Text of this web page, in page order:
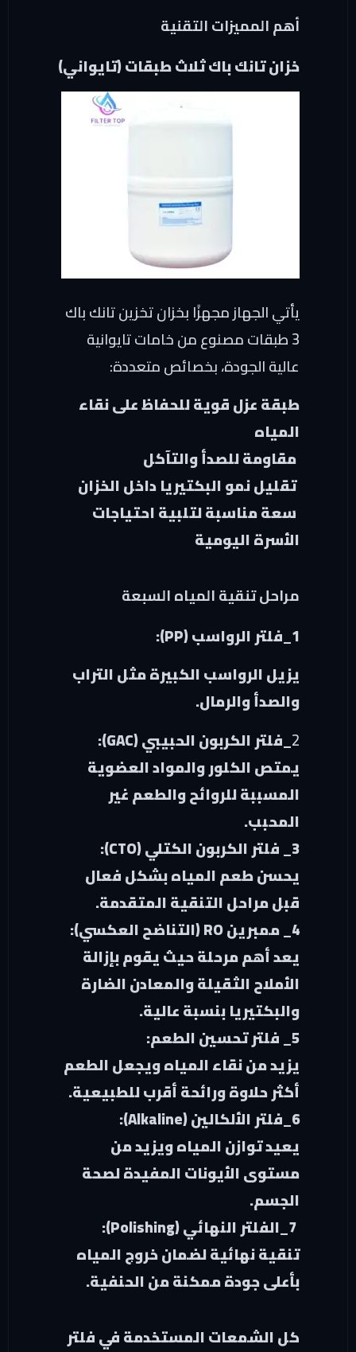
أهم المميزات التقنية
خزان تانك باك ثلاث طبقات (تايواني)
يأتي الجهاز مجهزًا بخزان تخزين تانك باك
3 طبقات مصنوع من خامات تايوانية
عالية الجودة، بخصائص متعددة:
طبقة عزل قوية للحفاظ على نقاء
المياه
مقاومة للصدأ والتآكل
تقليل نمو البكتيريا داخل الخزان
سعة مناسبة لتلبية احتياجات
الأسرة اليومية
مراحل تنقية المياه السبعة
1_فلتر الرواسب (PP):
يزيل الرواسب الكبيرة مثل التراب
والصدأ والرمال.
2_فلتر الكربون الحبيبي (GAC):
يمتص الكلور والمواد العضوية
المسببة للروائح والطعم غير
المحبب.
3_ فلتر الكربون الكتلي (CTO):
يحسن طعم المياه بشكل فعال
قبل مراحل التنقية المتقدمة.
4_ ممبرين RO (التناضح العكسي):
يعد أهم مرحلة حيث يقوم بإزالة
الأملاح الثقيلة والمعادن الضارة
والبكتيريا بنسبة عالية.
5_ فلتر تحسين الطعم:
يزيد من نقاء المياه ويجعل الطعم
أكثر حلاوة ورائحة أقرب للطبيعية.
6_فلتر الألكالين (Alkaline):
يعيد توازن المياه ويزيد من
مستوى الأيونات المفيدة لصحة
الجسم.
7_الفلتر النهائي (Polishing):
تنقية نهائية لضمان خروج المياه
بأعلى جودة ممكنة من الحنفية.
كل الشمعات المستخدمة في فلتر